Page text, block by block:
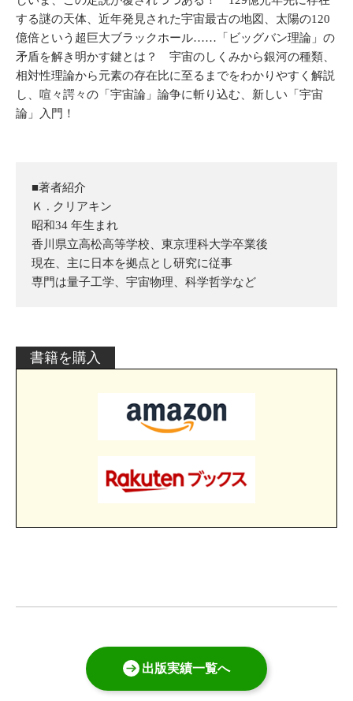
する謎の天体、近年発見された宇宙最古の地図、太陽の120
億倍という超巨大ブラックホール……「ビッグバン理論」の
矛盾を解き明かす鍵とは？ 宇宙のしくみから銀河の種類、
相対性理論から元素の存在比に至るまでをわかりやすく解説
し、喧々諤々の「宇宙論」論争に斬り込む、新しい「宇宙
論」入門！
■著者紹介
Ｋ . クリアキン
昭和34 年生まれ
香川県立高松高等学校、東京理科大学卒業後
現在、主に日本を拠点とし研究に従事
専門は量子工学、宇宙物理、科学哲学など
書籍を購入
出版実績一覧へ